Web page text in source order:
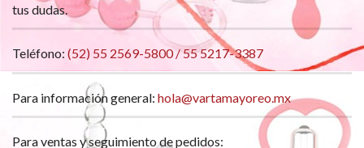
tus dudas.
Teléfono: (52) 55 2569-5800 / 55 5217-3387
Para información general: hola@vartamayoreo.mx
Para ventas y seguimiento de pedidos: